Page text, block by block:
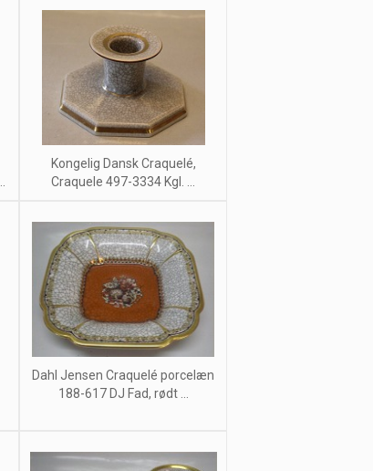
Kongelig Dansk Craquelé,
Craquele 497-3334 Kgl. ...
Dahl Jensen Craquelé porcelæn
188-617 DJ Fad, rødt ...